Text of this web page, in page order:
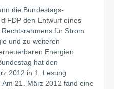
die Bundestags-
FDP den Entwurf eines
für Strom
und zu weiteren
Energien
hat den
2012 in 1. Lesung
21. März 2012 fand eine